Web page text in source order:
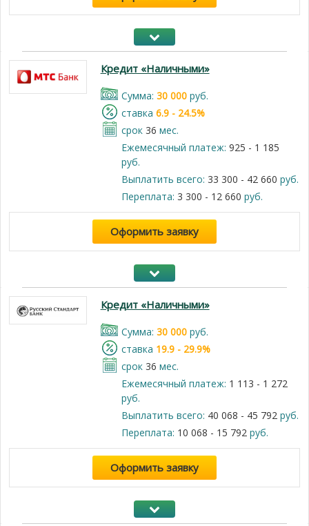
Кредит «Наличными»
Cумма: 30 000руб.
cтавка 6.9 - 24.5%
срок 36 мес.
Ежемесячный платеж: 925 - 1 185
руб.
Выплатить всего: 33 300 - 42 660 руб.
Переплата: 3 300 - 12 660 руб.
Оформить заявку
Кредит «Наличными»
Cумма: 30 000руб.
cтавка 19.9 - 29.9%
срок 36 мес.
Ежемесячный платеж: 1 113 - 1 272
руб.
Выплатить всего: 40 068 - 45 792руб.
Переплата: 10 068 - 15 792руб.
Оформить заявку